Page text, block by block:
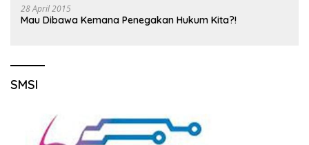
28 April 2015
Mau Dibawa Kemana Penegakan Hukum Kita?!
SMSI